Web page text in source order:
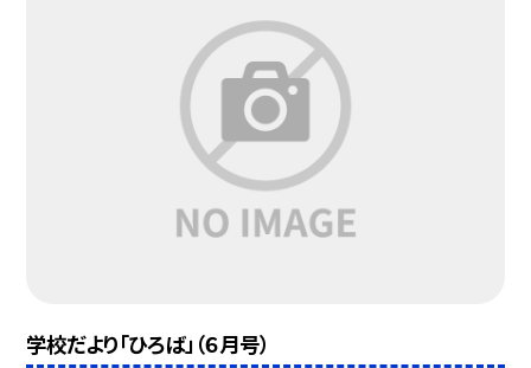
学校だより「ひろば」（６月号）